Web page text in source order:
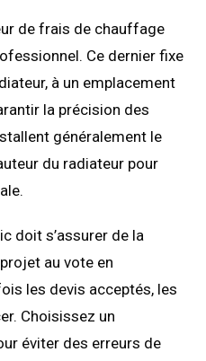
de frais de chauffage
Ce dernier fixe
à un emplacement
la précision des
généralement le
du radiateur pour
doit s’assurer de la
au vote en
les devis acceptés, les
Choisissez un
éviter des erreurs de